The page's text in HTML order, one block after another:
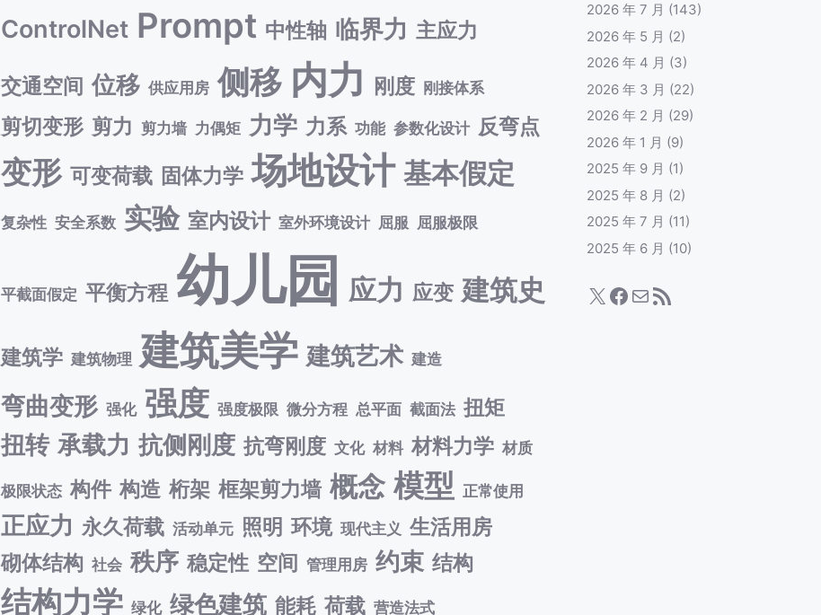
ControlNet Prompt 中性轴 临界力 主应力
交通空间 位移 供应用房 侧移 内力 刚度 刚接体系
剪切变形 剪力 剪力墙 力偶矩 力学 力系 功能 参数化设计 反弯点
变形 可变荷载 固体力学 场地设计 基本假定
复杂性 安全系数 实验 室内设计 室外环境设计 屈服 屈服极限
平截面假定 平衡方程 幼儿园 应力 应变 建筑史
建筑学 建筑物理 建筑美学 建筑艺术 建造
弯曲变形 强化 强度 强度极限 微分方程 总平面 截面法 扭矩
扭转 承载力 抗侧刚度 抗弯刚度 文化 材料 材料力学 材质
极限状态 构件 构造 桁架 框架剪力墙 概念 模型 正常使用
正应力 永久荷载 活动单元 照明 环境 现代主义 生活用房
砌体结构 社会 秩序 稳定性 空间 管理用房 约束 结构
结构力学 绿化 绿色建筑 能耗 荷载 营造法式
2026 年 7 月 (143)
2026 年 5 月 (2)
2026 年 4 月 (3)
2026 年 3 月 (22)
2026 年 2 月 (29)
2026 年 1 月 (9)
2025 年 9 月 (1)
2025 年 8 月 (2)
2025 年 7 月 (11)
2025 年 6 月 (10)
X Facebook
电子邮件RSS Feed